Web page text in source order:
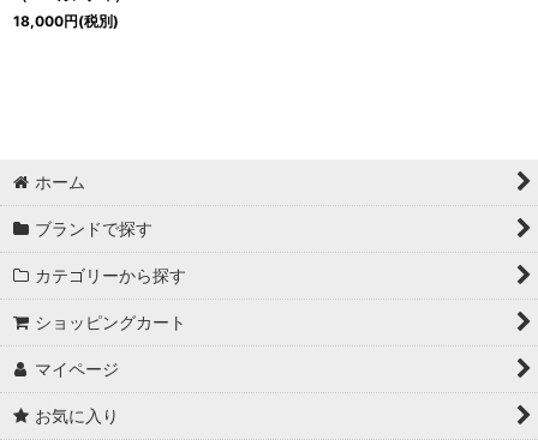
18,000円(税別)
ホーム
ブランドで探す
カテゴリーから探す
ショッピングカート
マイページ
お気に入り